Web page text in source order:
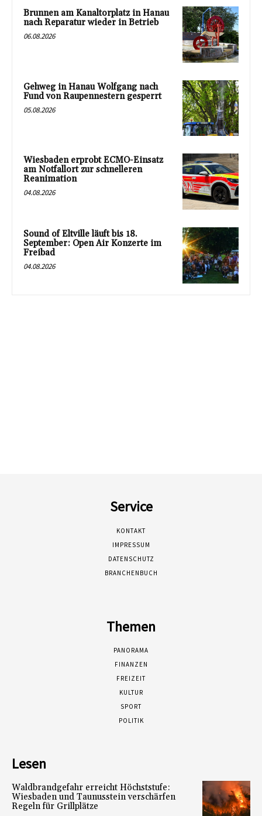
Brunnen am Kanaltorplatz in Hanau
nach Reparatur wieder in Betrieb
06.08.2026
Gehweg in Hanau Wolfgang nach
Fund von Raupennestern gesperrt
05.08.2026
Wiesbaden erprobt ECMO-Einsatz
am Notfallort zur schnelleren
Reanimation
04.08.2026
Sound of Eltville läuft bis 18.
September: Open Air Konzerte im
Freibad
04.08.2026
Service
KONTAKT
IMPRESSUM
DATENSCHUTZ
BRANCHENBUCH
Themen
PANORAMA
FINANZEN
FREIZEIT
KULTUR
SPORT
POLITIK
Lesen
Waldbrandgefahr erreicht Höchststufe:
Wiesbaden und Taunusstein verschärfen
Regeln für Grillplätze